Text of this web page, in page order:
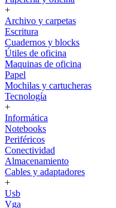
+
Archivo y carpetas
Escritura
Cuadernos y blocks
Útiles de oficina
Maquinas de oficina
Papel
Mochilas y cartucheras
Tecnología
+
Informática
Notebooks
Periféricos
Conectividad
Almacenamiento
Cables y adaptadores
+
Usb
Vga